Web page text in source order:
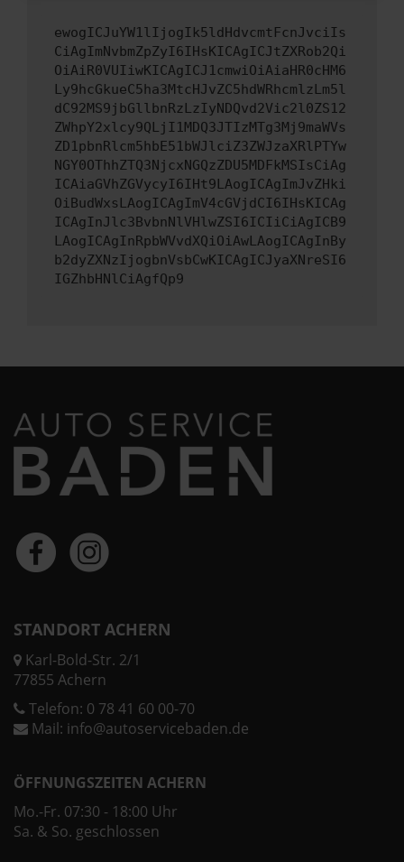
ewogICJuYW1lIjogIk5ldHdvcmtFcnJvciIs
CiAgImNvbmZpZyI6IHsKICAgICJtZXRob2Qi
OiAiR0VUIiwKICAgICJ1cmwiOiAiaHR0cHM6
Ly9hcGkueC5ha3MtcHJvZC5hdWRhcmlzLm5l
dC92MS9jbGllbnRzLzIyNDQvd2Vic2l0ZS12
ZWhpY2xlcy9QLjI1MDQ3JTIzMTg3Mj9maWVs
ZD1pbnRlcm5hbE51bWJlciZ3ZWJzaXRlPTYw
NGY0OThhZTQ3NjcxNGQzZDU5MDFkMSIsCiAg
ICAiaGVhZGVycyI6IHt9LAogICAgImJvZHki
OiBudWxsLAogICAgImV4cGVjdCI6IHsKICAg
ICAgInJlc3BvbnNlVHlwZSI6ICIiCiAgICB9
LAogICAgInRpbWVvdXQiOiAwLAogICAgInBy
b2dyZXNzIjogbnVsbCwKICAgICJyaXNreSI6
IGZhbHNlCiAgfQp9
STANDORT ACHERN
Karl-Bold-Str. 2/1
77855 Achern
Telefon: 0 78 41 60 00-70
Mail: info@autoservicebaden.de
ÖFFNUNGSZEITEN ACHERN
Mo.-Fr. 07:30 - 18:00 Uhr
Sa. & So. geschlossen